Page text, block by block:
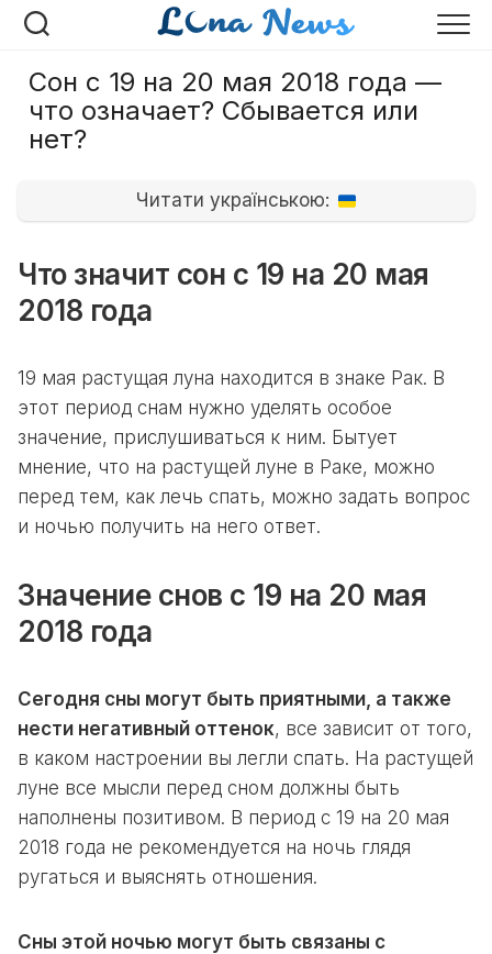
Перейти
Сон с 19 на 20 мая 2018 года —
что означает? Сбывается или
нет?
Читати українською:
Что значит сон с 19 на 20 мая
2018 года
19 мая растущая луна находится в знаке Рак. В
этот период снам нужно уделять особое
значение, прислушиваться к ним. Бытует
мнение, что на растущей луне в Раке, можно
перед тем, как лечь спать, можно задать вопрос
и ночью получить на него ответ.
Значение снов с 19 на 20 мая
2018 года
Сегодня сны могут быть приятными, а также
нести негативный оттенок, все зависит от того,
в каком настроении вы легли спать. На растущей
луне все мысли перед сном должны быть
наполнены позитивом. В период с 19 на 20 мая
2018 года не рекомендуется на ночь глядя
ругаться и выяснять отношения.
Сны этой ночью могут быть связаны с